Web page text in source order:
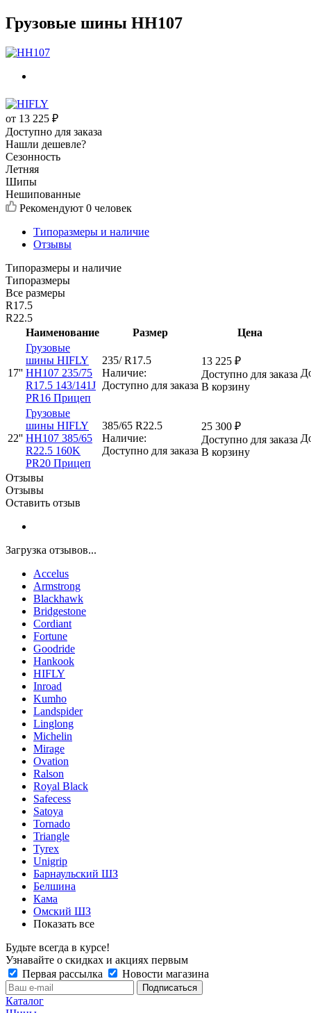
Грузовые шины HH107
от 13 225 ₽
Доступно для заказа
Нашли дешевле?
Сезонность
Летняя
Шипы
Нешипованные
Рекомендуют 0 человек
Типоразмеры и наличие
Отзывы
Типоразмеры и наличие
Типоразмеры
Все размеры
R17.5
R22.5
Наименование
Размер Цена
17''
Грузовые
шины HIFLY
HH107 235/75
R17.5 143/141J
PR16 Прицеп
235/ R17.5
Наличие:
Доступно для заказа
13 225 ₽
Доступно для заказа
В корзину
22''
Грузовые
шины HIFLY
HH107 385/65
R22.5 160K
PR20 Прицеп
385/65 R22.5
Наличие:
Доступно для заказа
25 300 ₽
Доступно для заказа
В корзину
Отзывы
Отзывы
Оставить отзыв
Загрузка отзывов...
Accelus
Armstrong
Blackhawk
Bridgestone
Cordiant
Fortune
Goodride
Hankook
HIFLY
Inroad
Kumho
Landspider
Linglong
Michelin
Mirage
Ovation
Ralson
Royal Black
Safecess
Satoya
Tornado
Triangle
Tyrex
Unigrip
Барнаульский ШЗ
Белшина
Кама
Омский ШЗ
Показать все
Будьте всегда в курсе!
Узнавайте о скидках и акциях первым
Первая рассылка
Новости магазина
Каталог